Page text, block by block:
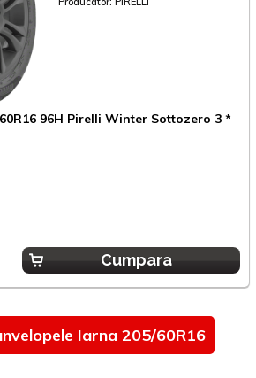
96H Pirelli Winter Sottozero 3 *
Cumpara
Iarna 205/60R16